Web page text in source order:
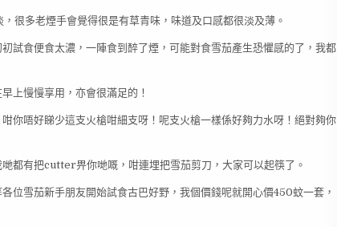
很多老煙手會覺得很是有草青味，味道及口感都很淡及薄。
試食便食太濃，一陣食到醉了煙，可能對食雪茄產生恐懼感的了，我都
上慢慢享用，亦會很滿足的！
你唔好睇少這支火槍咁細支呀！呢支火槍一樣係好夠力水呀！絕對夠你
都有把cutter畀你哋嘅，咁連埋把雪茄剪刀，大家可以起筷了。
位雪茄新手朋友開始試食古巴好野，我個價錢呢就開心價450蚊一套，